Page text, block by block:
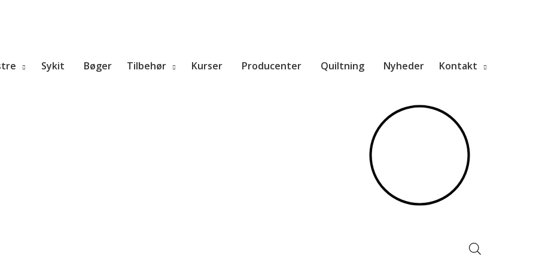
Sykit Bøger Tilbehør Kurser Producenter Quiltning Nyheder Kontakt